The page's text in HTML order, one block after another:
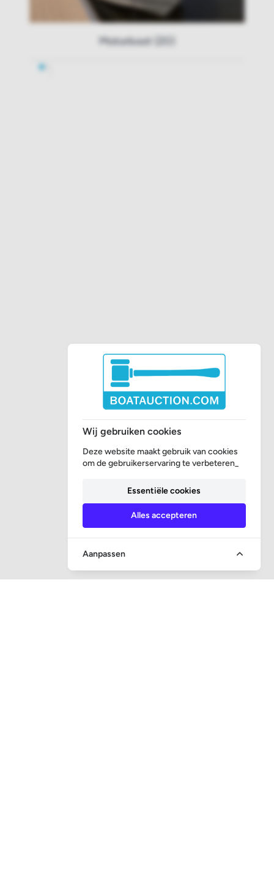
Motorboot (20)
Wij gebruiken cookies
Deze website maakt gebruik van cookies
om de gebruikerservaring te verbeteren_
Essentiële cookies
Alles accepteren
Aanpassen